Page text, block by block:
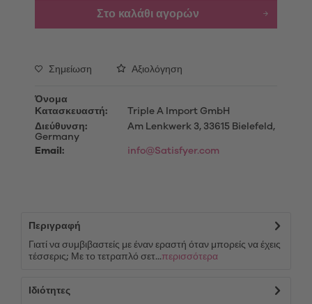
Στο καλάθι αγορών
Σημείωση Αξιολόγηση
Όνομα
Κατασκευαστή:
Triple A Import GmbH
Διεύθυνση:
Am Lenkwerk 3, 33615 Bielefeld,
Germany
Email:
info@Satisfyer.com
Περιγραφή
Γιατί να συμβιβαστείς με έναν εραστή όταν μπορείς να έχεις
τέσσερις; Με το τετραπλό σετ...περισσότερα
Ιδιότητες